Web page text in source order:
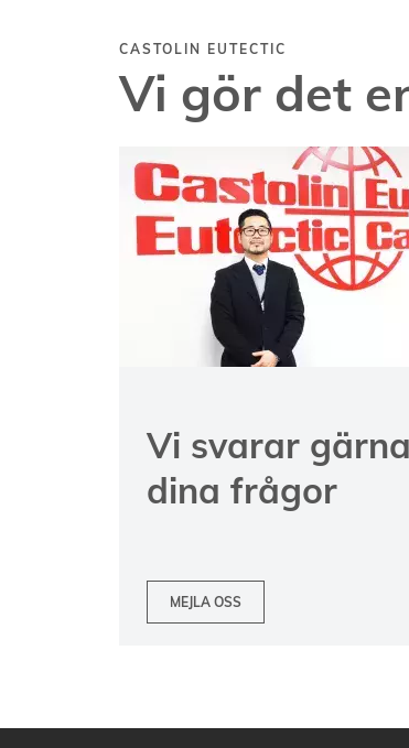
CASTOLIN EUTECTIC
Vi gör det
Vi svarar
dina frågor
MEJLA OSS